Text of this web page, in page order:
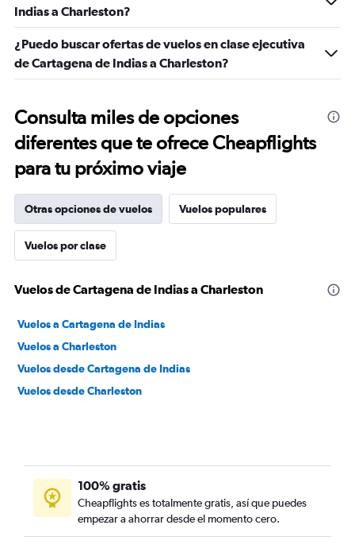
Indias a Charleston?
¿Puedo buscar ofertas de vuelos en clase ejecutiva
de Cartagena de Indias a Charleston?
Consulta miles de opciones
diferentes que te ofrece Cheapflights
para tu próximo viaje
Otras opciones de vuelos Vuelos populares
Vuelos por clase
Vuelos de Cartagena de Indias a Charleston
Vuelos a Cartagena de Indias
Vuelos a Charleston
Vuelos desde Cartagena de Indias
Vuelos desde Charleston
100% gratis
Cheapflights es totalmente gratis, así que puedes
empezar a ahorrar desde el momento cero.